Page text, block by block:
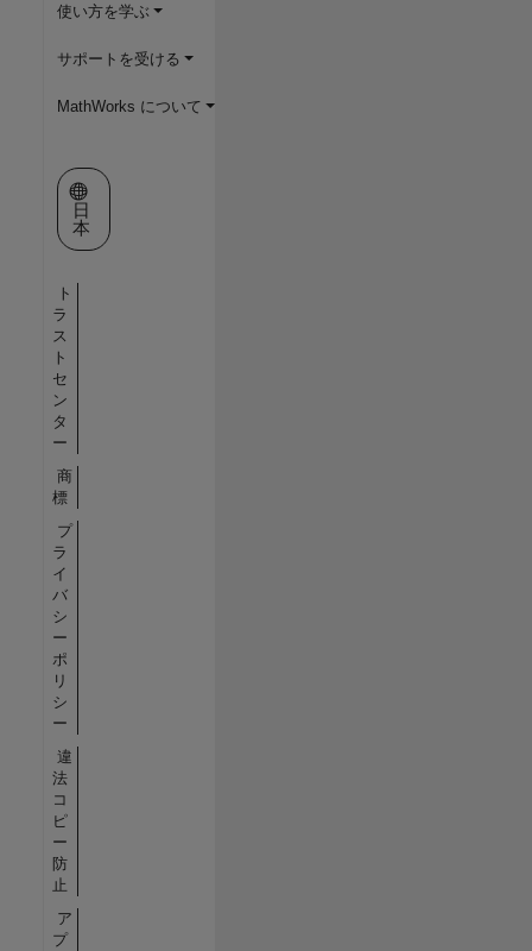
使い方を学ぶ
サポートを受ける
MathWorks について
Web サイトの選択
日
本
ト
ラ
ス
ト
セ
ン
タ
ー
商
標
プ
ラ
イ
バ
シ
ー
ポ
リ
シ
ー
違
法
コ
ピ
ー
防
止
ア
プ